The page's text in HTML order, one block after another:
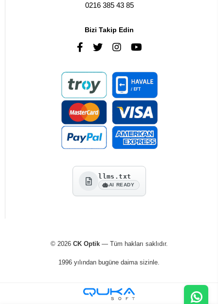
0216 385 43 85
Bizi Takip Edin
llms.txt
AI READY
© 2026 CK Optik— Tüm hakları saklıdır.
1996 yılından bugüne daima sizinle.